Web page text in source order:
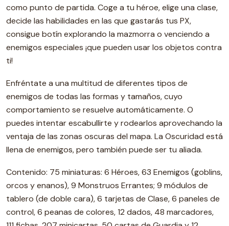
como punto de partida. Coge a tu héroe, elige una clase,
decide las habilidades en las que gastarás tus PX,
consigue botín explorando la mazmorra o venciendo a
enemigos especiales ¡que pueden usar los objetos contra
ti!
Enfréntate a una multitud de diferentes tipos de
enemigos de todas las formas y tamaños, cuyo
comportamiento se resuelve automáticamente. O
puedes intentar escabullirte y rodearlos aprovechando la
ventaja de las zonas oscuras del mapa. La Oscuridad está
llena de enemigos, pero también puede ser tu aliada.
Contenido: 75 miniaturas: 6 Héroes, 63 Enemigos (goblins,
orcos y enanos), 9 Monstruos Errantes; 9 módulos de
tablero (de doble cara), 6 tarjetas de Clase, 6 paneles de
control, 6 peanas de colores, 12 dados, 48 marcadores,